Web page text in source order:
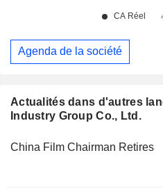
Actualités dans d'autres
Industry Group Co., Ltd.
China Film Chairman Retires
Agenda de la société